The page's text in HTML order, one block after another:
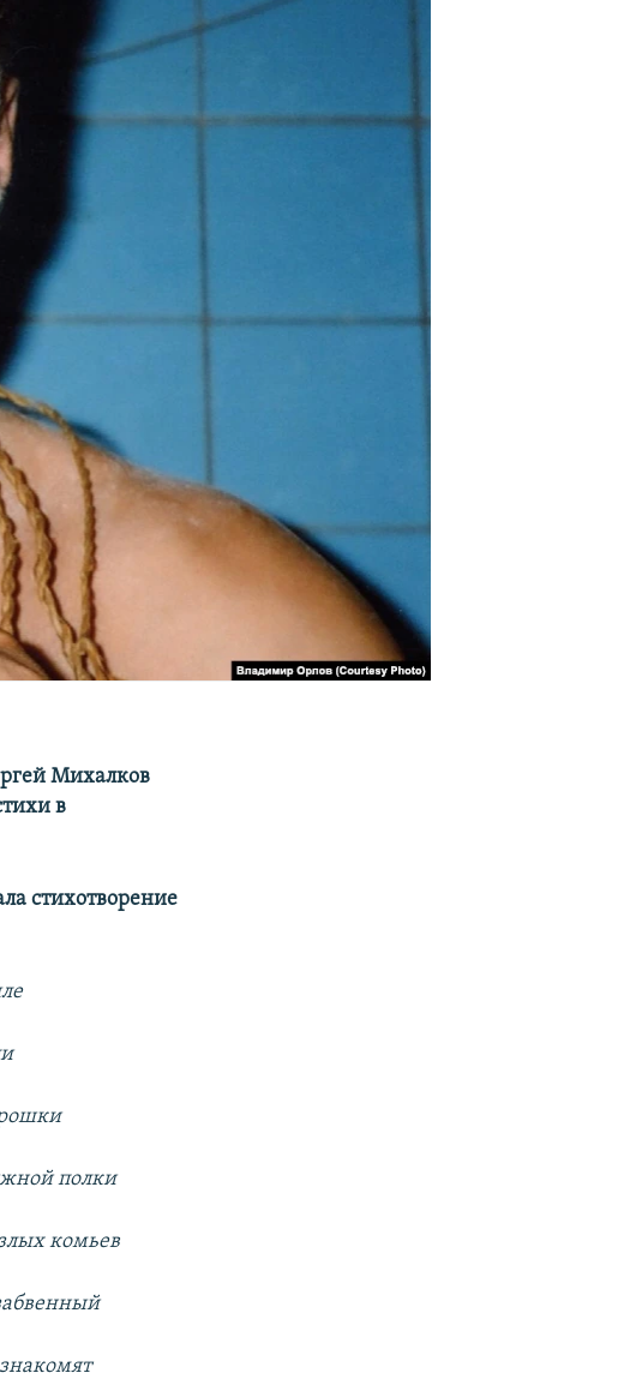
Михалков
в
стихотворение
полки
комьев